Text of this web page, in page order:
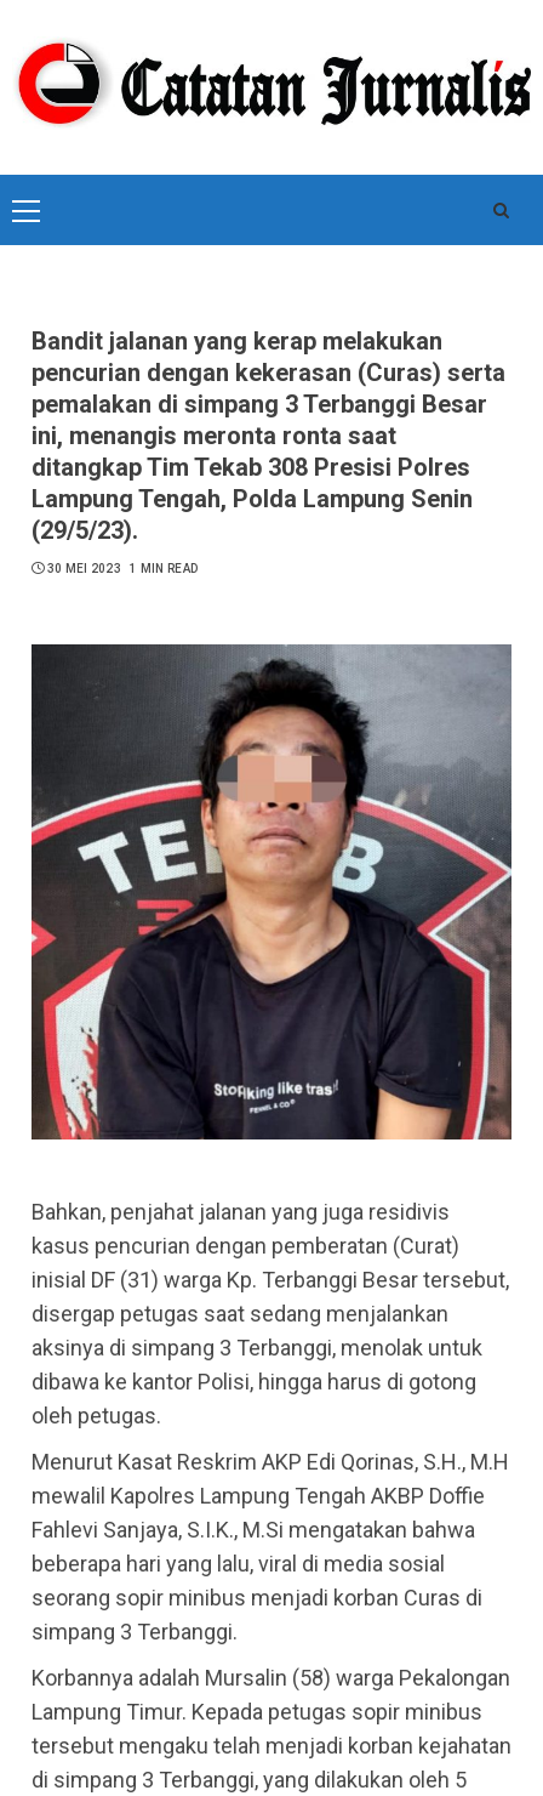
content
Primary
Menu
Bandit jalanan yang kerap melakukan
pencurian dengan kekerasan (Curas) serta
pemalakan di simpang 3 Terbanggi Besar
ini, menangis meronta ronta saat
ditangkap Tim Tekab 308 Presisi Polres
Lampung Tengah, Polda Lampung Senin
(29/5/23).
30 MEI 2023 1 MIN READ
Bahkan, penjahat jalanan yang juga residivis
kasus pencurian dengan pemberatan (Curat)
inisial DF (31) warga Kp. Terbanggi Besar tersebut,
disergap petugas saat sedang menjalankan
aksinya di simpang 3 Terbanggi, menolak untuk
dibawa ke kantor Polisi, hingga harus di gotong
oleh petugas.
Menurut Kasat Reskrim AKP Edi Qorinas, S.H., M.H
mewalil Kapolres Lampung Tengah AKBP Doffie
Fahlevi Sanjaya, S.I.K., M.Si mengatakan bahwa
beberapa hari yang lalu, viral di media sosial
seorang sopir minibus menjadi korban Curas di
simpang 3 Terbanggi.
Korbannya adalah Mursalin (58) warga Pekalongan
Lampung Timur. Kepada petugas sopir minibus
tersebut mengaku telah menjadi korban kejahatan
di simpang 3 Terbanggi, yang dilakukan oleh 5